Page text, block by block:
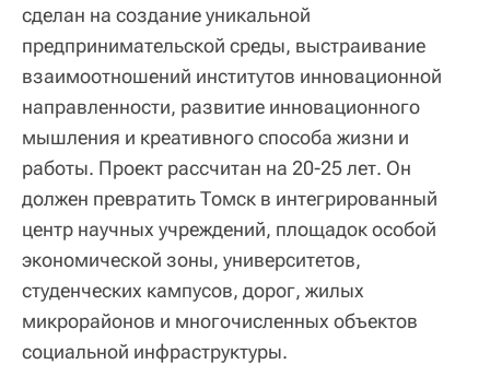
сделан на создание уникальной
предпринимательской среды, выстраивание
взаимоотношений институтов инновационной
направленности, развитие инновационного
мышления и креативного способа жизни и
работы. Проект рассчитан на 20-25 лет. Он
должен превратить Томск в интегрированный
центр научных учреждений, площадок особой
экономической зоны, университетов,
студенческих кампусов, дорог, жилых
микрорайонов и многочисленных объектов
социальной инфраструктуры.